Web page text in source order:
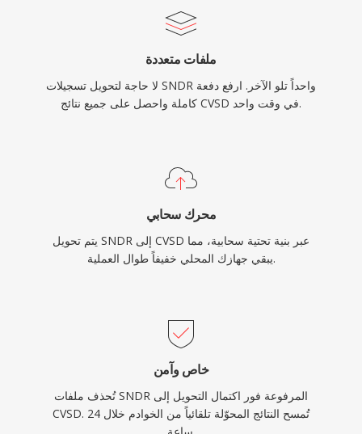
ملفات متعددة
لا حاجة لتحويل تسجيلات SNDR واحداً تلو الآخر. ارفع دفعة
كاملة واحصل على جميع نتائج CVSD في وقت واحد.
محرك سحابي
يتم تحويل SNDR إلى CVSD عبر بنية تحتية سحابية، مما
يبقي جهازك المحلي خفيفاً طوال العملية.
خاص وآمن
تُحذف ملفات SNDR المرفوعة فور اكتمال التحويل إلى
CVSD. تُمسح النتائج المحوّلة تلقائياً من الخوادم خلال 24